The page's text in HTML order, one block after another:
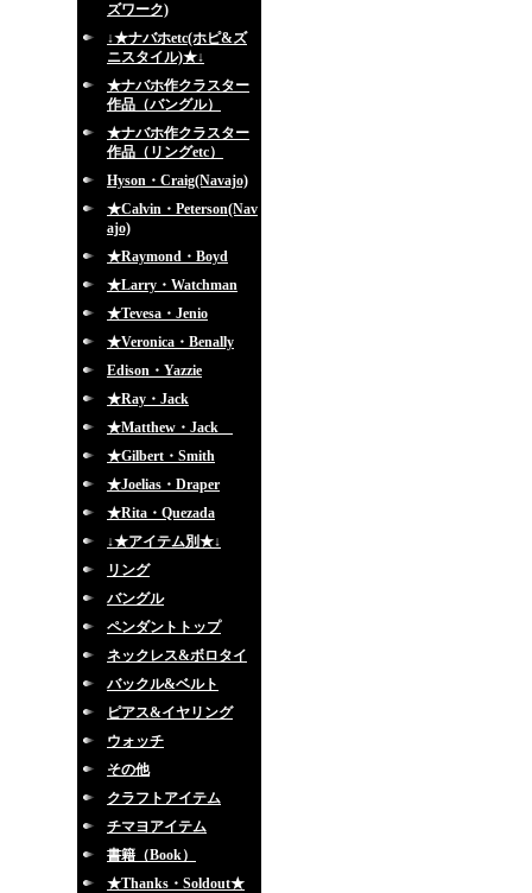
ズワーク)
↓★ナバホetc(ホピ&ズ
ニスタイル)★↓
★ナバホ作クラスター
作品（バングル）
★ナバホ作クラスター
作品（リングetc）
Hyson・Craig(Navajo)
★Calvin・Peterson(Nav
ajo)
★Raymond・Boyd
★Larry・Watchman
★Tevesa・Jenio
★Veronica・Benally
Edison・Yazzie
★Ray・Jack
★Matthew・Jack
★Gilbert・Smith
★Joelias・Draper
★Rita・Quezada
↓★アイテム別★↓
リング
バングル
ペンダントトップ
ネックレス&ボロタイ
バックル&ベルト
ピアス&イヤリング
ウォッチ
その他
クラフトアイテム
チマヨアイテム
書籍（Book）
★Thanks・Soldout★